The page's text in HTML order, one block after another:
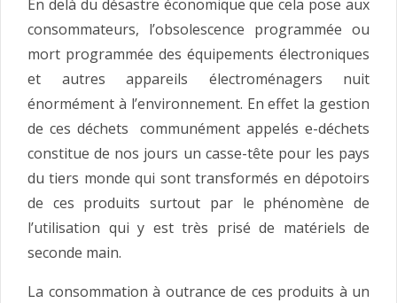
En delà du désastre économique que cela pose aux
consommateurs, l’obsolescence programmée ou
mort programmée des équipements électroniques
et autres appareils électroménagers nuit
énormément à l’environnement. En effet la gestion
de ces déchets communément appelés e-déchets
constitue de nos jours un casse-tête pour les pays
du tiers monde qui sont transformés en dépotoirs
de ces produits surtout par le phénomène de
l’utilisation qui y est très prisé de matériels de
seconde main.
La consommation à outrance de ces produits à un